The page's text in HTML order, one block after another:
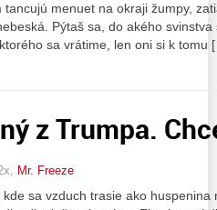
menuet na okraji žumpy,
Pýtaš sa, do akého
sa vrátime, len oni si k tomu
z Trumpa.
Mr. Freeze
sa vzduch trasie ako huspenina